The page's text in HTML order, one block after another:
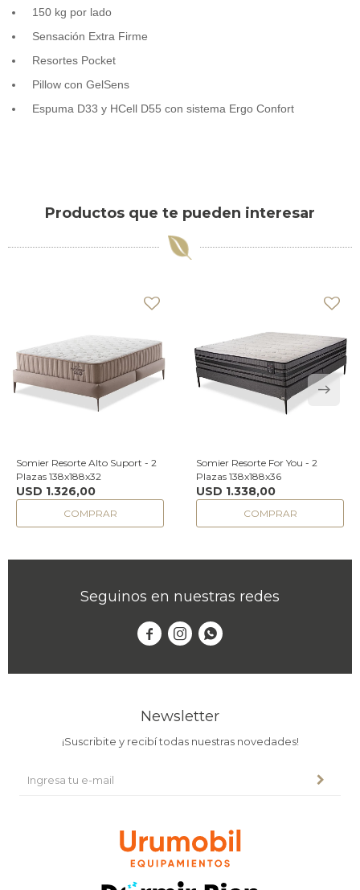
150 kg por lado
Sensación Extra Firme
Resortes Pocket
Pillow con GelSens
Espuma D33 y HCell D55 con sistema Ergo Confort
Productos que te pueden interesar
Somier Resorte Alto Suport - 2
Plazas 138x188x32
USD 1.326,00
Somier Resorte For You - 2
Plazas 138x188x36
USD 1.338,00
Seguinos en nuestras redes
  
Newsletter
¡Suscribite y recibí todas nuestras novedades!